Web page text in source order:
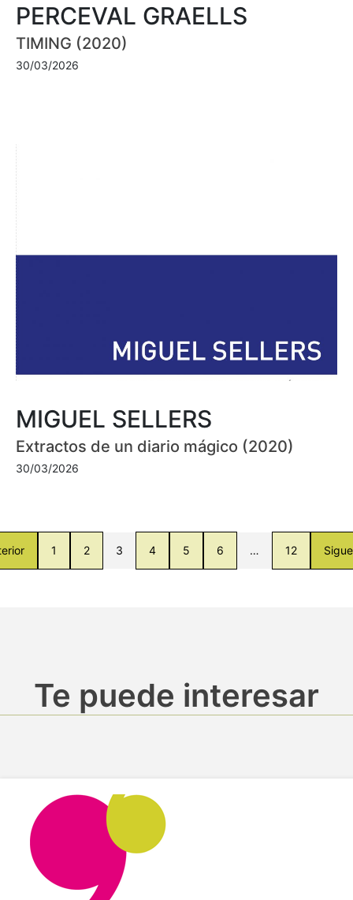
PERCEVAL GRAELLS
TIMING (2020)
30/03/2026
MIGUEL SELLERS
Extractos de un diario mágico (2020)
30/03/2026
1 2 3 4 5 6 … 12
Te puede interesar